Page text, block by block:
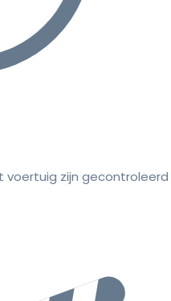
voertuig zijn gecontroleerd